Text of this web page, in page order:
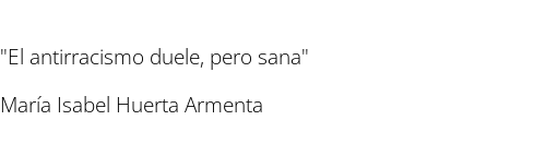
"El antirracismo duele, pero sana"
María Isabel Huerta Armenta